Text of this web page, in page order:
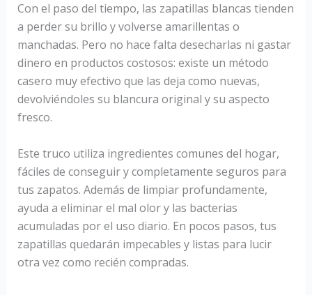
Con el paso del tiempo, las zapatillas blancas tienden
a perder su brillo y volverse amarillentas o
manchadas. Pero no hace falta desecharlas ni gastar
dinero en productos costosos: existe un método
casero muy efectivo que las deja como nuevas,
devolviéndoles su blancura original y su aspecto
fresco.
Este truco utiliza ingredientes comunes del hogar,
fáciles de conseguir y completamente seguros para
tus zapatos. Además de limpiar profundamente,
ayuda a eliminar el mal olor y las bacterias
acumuladas por el uso diario. En pocos pasos, tus
zapatillas quedarán impecables y listas para lucir
otra vez como recién compradas.